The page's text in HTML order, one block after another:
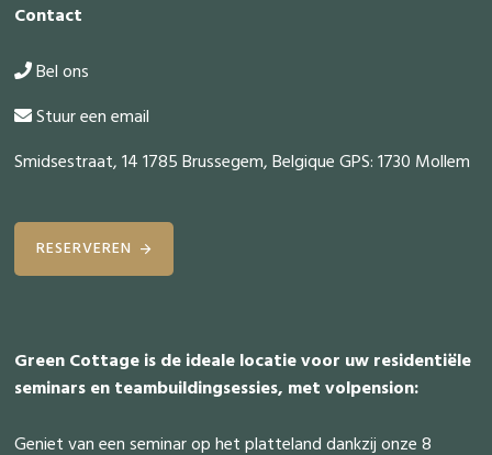
Contact
Bel ons
Stuur een email
Smidsestraat, 14 1785 Brussegem, Belgique GPS: 1730 Mollem
RESERVEREN
Green Cottage is de ideale locatie voor uw residentiële
seminars en teambuildingsessies, met volpension:
Geniet van een seminar op het platteland dankzij onze 8